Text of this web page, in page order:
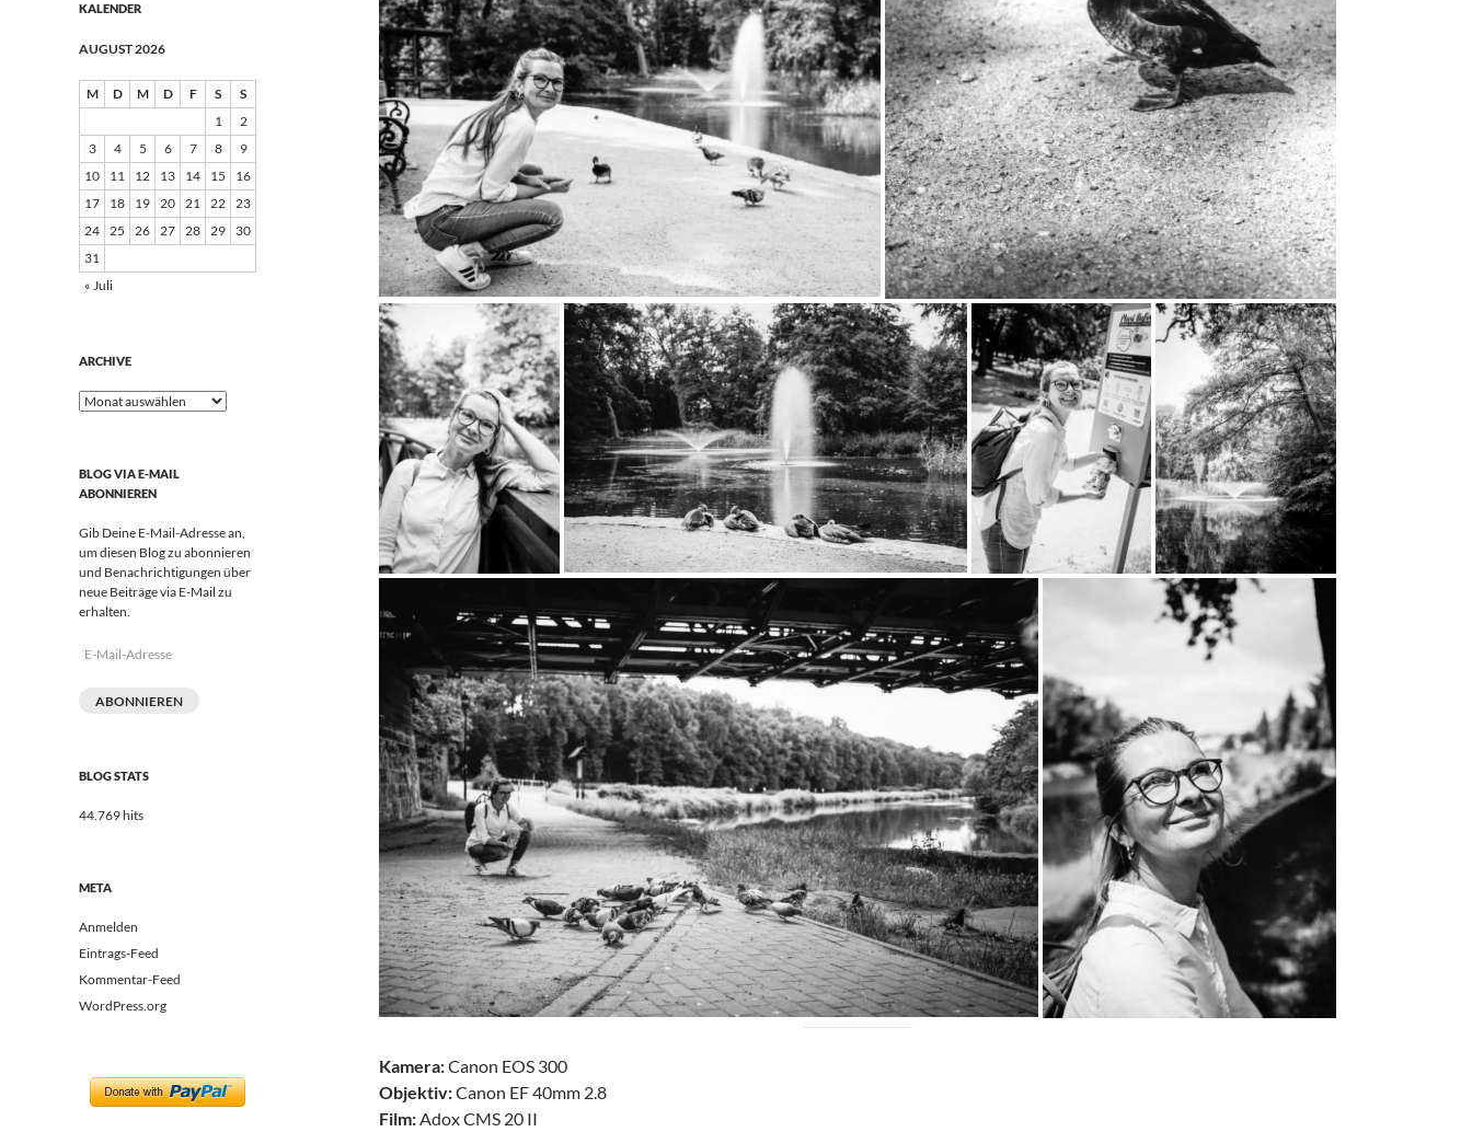
Kamera:Canon EOS 300
Objektiv:Canon EF 40mm 2.8
Film:Adox CMS 20 II
KALENDER
AUGUST 2026
M D M D F S
S
1
2
3
4 5 6 7 8
9
10
11 12 13 14 15
16
17
18 19 20 21 22 23
24 25 26 27 28 29
30
31
« Juli
ARCHIVE
Archive
BLOG VIA E-MAIL
ABONNIEREN
Gib Deine E-Mail-Adresse an,
um diesen Blog zu abonnieren
und Benachrichtigungen über
neue Beiträge via E-Mail zu
erhalten.
E-
ABONNIEREN
BLOG STATS
44.769 hits
META
Anmelden
Eintrags-Feed
Kommentar-Feed
WordPress.org